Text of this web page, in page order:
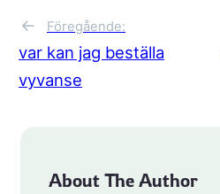
← Föregående:
var kan jag beställa
vyvanse
About The Author